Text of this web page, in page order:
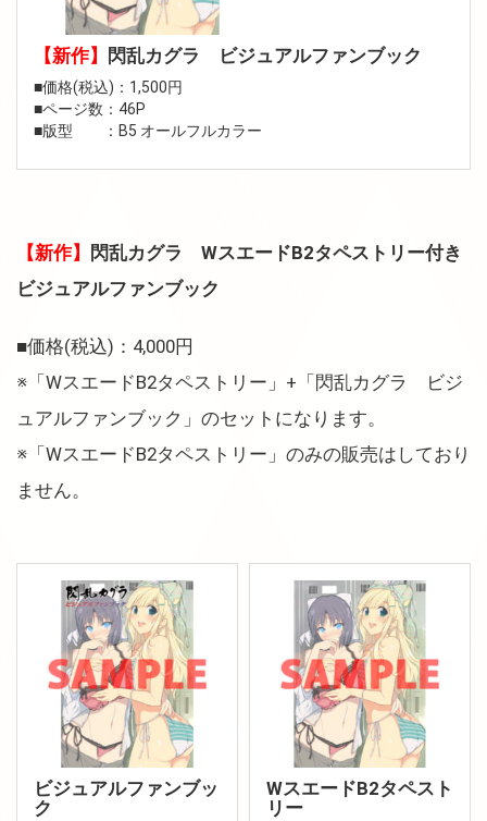
【新作】 閃乱カグラ ビジュアルファンブック
■価格(税込)：1,500円
■ページ数：46P
■版型 ：B5 オールフルカラー
【新作】
閃乱カグラ WスエードB2タペストリー付き
ビジュアルファンブック
■価格(税込)：4,000円
※「WスエードB2タペストリー」+「閃乱カグラ ビジ
ュアルファンブック」のセットになります。
※「WスエードB2タペストリー」のみの販売はしており
ません。
ビジュアルファンブッ
ク
WスエードB2タペスト
リー